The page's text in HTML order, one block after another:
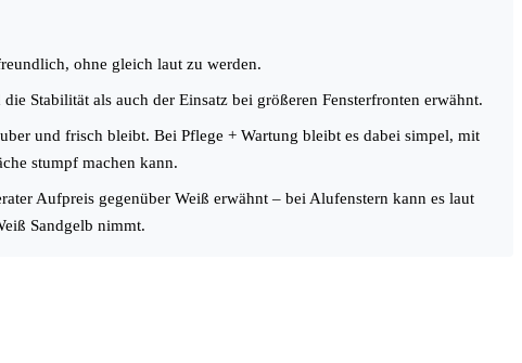
ohne gleich laut zu werden.
Stabilität als auch der Einsatz bei größeren Fensterfronten erwähnt.
und frisch bleibt. Bei Pflege + Wartung bleibt es dabei simpel, mit
stumpf machen kann.
Aufpreis gegenüber Weiß erwähnt – bei Alufenstern kann es laut
Sandgelb nimmt.